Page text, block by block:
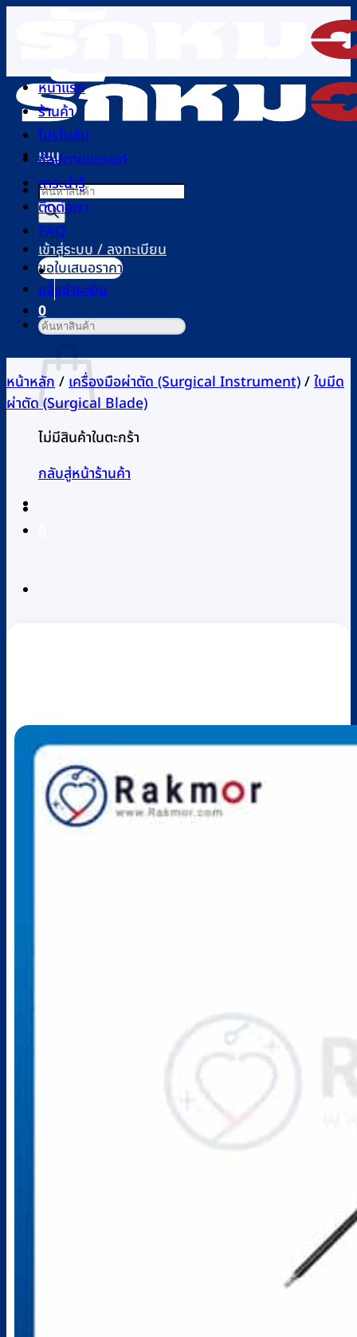
เนื้อหา
เมนู
Products
search
เข้าสู่ระบบ / ลงทะเบียน
0
ตะกร้าสินค้า
ไม่มีสินค้าในตะกร้า
กลับสู่หน้าร้านค้า
หน้าแรก
ร้านค้า
โปรโมชัน
ช้อปตามแบรนด์
สาระน่ารู้
ติดต่อเรา
FAQ
ขอใบเสนอราคา
แจ้งชำระเงิน
ค้นหา:
หน้าหลัก/เครื่องมือผ่าตัด (Surgical Instrument)/ใบมีด
ผ่าตัด (Surgical Blade)